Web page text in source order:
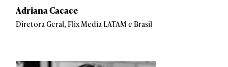
Adriana Cacace
Diretora Geral, Flix Media LATAM e Brasil